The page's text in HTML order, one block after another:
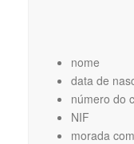
nome
data de
número do
NIF
morada